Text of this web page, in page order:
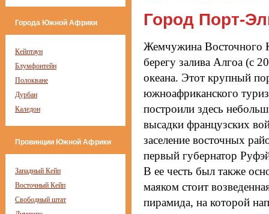
Города Южной Африки
Кейптаун
Блумфонтейн
Полокване
Дурбан
Каледон
Провинции Южной Африки
Западный Кейп
Восточный Кейп
Свободный штат
Город Порт-
Жемчужина Восточного
берегу залива Алгоа (с
океана. Этот крупный
южноафриканского
построили здесь
высадки французских
заселение восточных
первый губернатор
В ее честь был также
маяком стоит
пирамида, на которой